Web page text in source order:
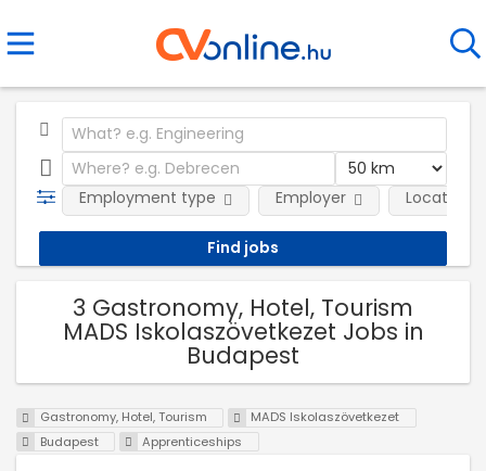
Employment type Employer Location
3 Gastronomy, Hotel, Tourism
MADS Iskolaszövetkezet Jobs in
Budapest
Gastronomy, Hotel, Tourism
MADS Iskolaszövetkezet
Budapest
Apprenticeships